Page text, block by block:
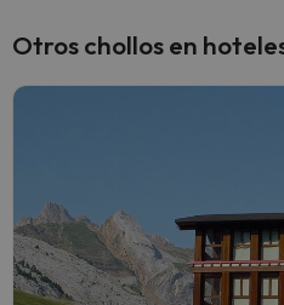
Otros chollos en